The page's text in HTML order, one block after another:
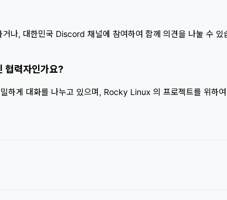
나, 대한민국 Discord 채널에 참여하여 함께 의견을 나눌 수 있
력자인가요?
하게 대화를 나누고 있으며, Rocky Linux 의 프로젝트를 위하